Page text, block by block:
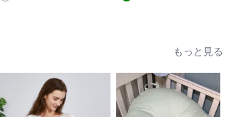
もっと見る